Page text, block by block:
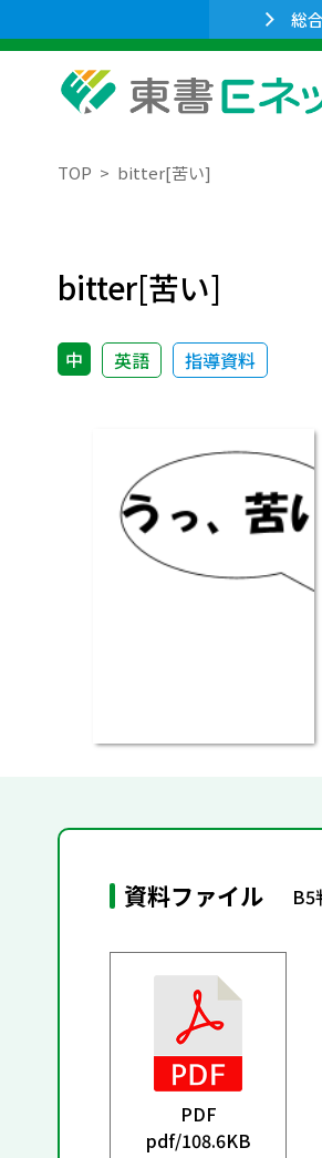
総
TOP bitter[苦い]
bitter[苦い]
中 英語 指導資料
資料ファイル B5
PDF
pdf/108.6KB